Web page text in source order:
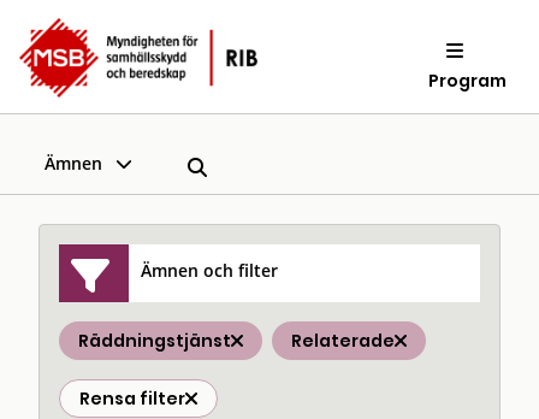
Program
Ämnen
Ämnen och filter
Räddningstjänst Relaterade
Rensa filter